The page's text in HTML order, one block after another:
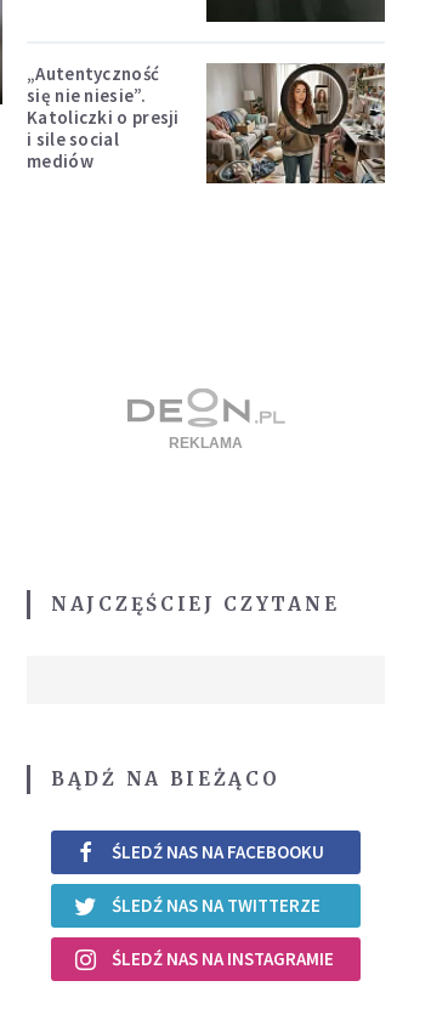
„Autentyczność
się nie niesie”.
Katoliczki o presji
i sile social
mediów
NAJCZĘŚCIEJ CZYTANE
BĄDŹ NA BIEŻĄCO
ŚLEDŹ NAS NA FACEBOOKU
ŚLEDŹ NAS NA TWITTERZE
ŚLEDŹ NAS NA INSTAGRAMIE